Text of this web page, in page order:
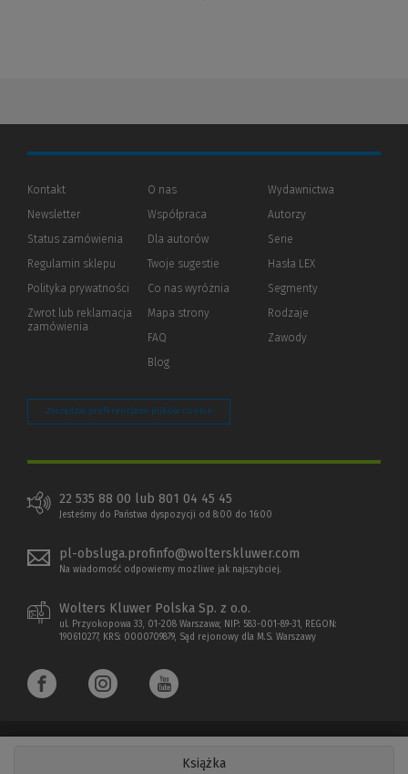
Książka
Kontakt
Newsletter
Status zamówienia
Regulamin sklepu
Polityka prywatności (Nowe
(Link
innej
Zwrot lub reklamacja
zamówienia
O nas
Współpraca
Dla autorów(Nowe
(Link
innej
Twoje sugestie
Co nas wyróżnia
Mapa strony
FAQ
Blog
Wydawnictwa
Autorzy
Serie
Hasła LEX
Segmenty
Rodzaje
Zawody
Zarządzaj preferencjami plików cookie
22 535 88 00 lub 801 04 45 45
Jesteśmy do Państwa dyspozycji od 8:00 do 16:00
pl-obsluga.profinfo@wolterskluwer.com
Na wiadomość odpowiemy możliwe jak najszybciej.
Wolters Kluwer Polska Sp. z o.o.
ul. Przyokopowa 33, 01-208 Warszawa; NIP: 583-001-89-31, REGON:
190610277, KRS: 0000709879, Sąd rejonowy dla M.S. Warszawy